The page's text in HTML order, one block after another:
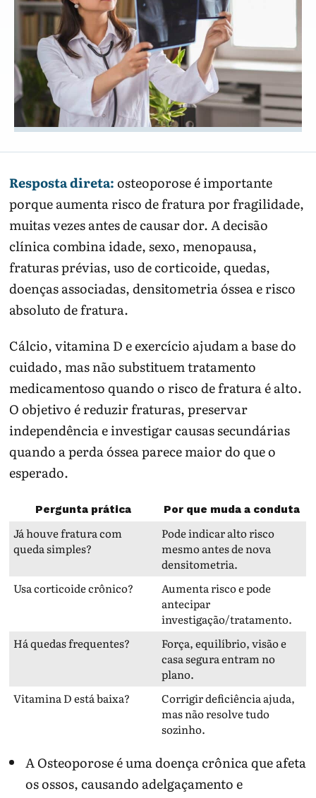
Resposta direta:osteoporose é importante
porque aumenta risco de fratura por fragilidade,
muitas vezes antes de causar dor. A decisão
clínica combina idade, sexo, menopausa,
fraturas prévias, uso de corticoide, quedas,
doenças associadas, densitometria óssea e risco
absoluto de fratura.
Cálcio, vitamina D e exercício ajudam a base do
cuidado, mas não substituem tratamento
medicamentoso quando o risco de fratura é alto.
O objetivo é reduzir fraturas, preservar
independência e investigar causas secundárias
quando a perda óssea parece maior do que o
esperado.
Pergunta prática Por que muda a conduta
Já houve fratura com
queda simples?
Pode indicar alto risco
mesmo antes de nova
densitometria.
Usa corticoide crônico?
Aumenta risco e pode
antecipar
investigação/tratamento.
Há quedas frequentes?
Força, equilíbrio, visão e
casa segura entram no
plano.
Vitamina D está baixa?
Corrigir deficiência ajuda,
mas não resolve tudo
sozinho.
A Osteoporose é uma doença crônica que afeta
os ossos, causando adelgaçamento e